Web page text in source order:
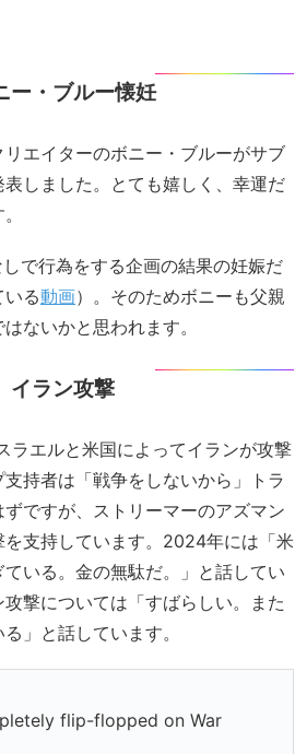
ー・ブルー懐妊
エイターのボニー・ブルーがサブ
しました。とても嬉しく、幸運だ
で行為をする企画の結果の妊娠だ
る動画）。そのためボニーも父親
ないかと思われます。
イラン攻撃
エルと米国によってイランが攻撃
持者は「戦争をしないから」トラ
ですが、ストリーマーのアズマン
を支持しています。2024年には「米
いる。金の無駄だ。」と話してい
撃については「すばらしい。また
」と話しています。
flip-flopped on War